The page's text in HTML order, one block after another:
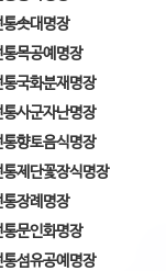
통솟대명장
통목공예명장
통국화분재명장
통사군자난명장
통향토음식명장
통제단꽃장식명장
통장례명장
통문인화명장
통섬유공예명장